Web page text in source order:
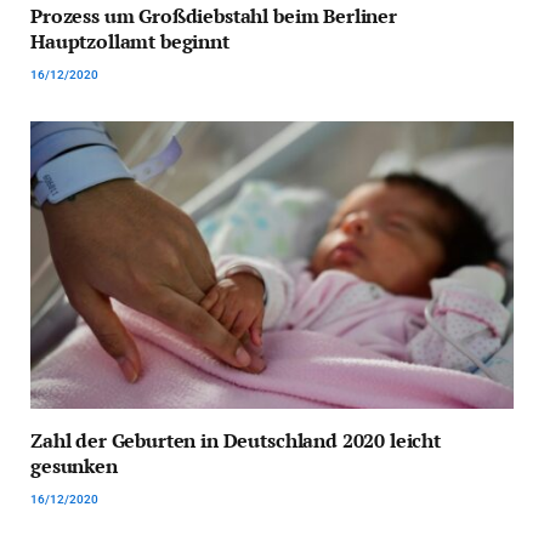
Prozess um Großdiebstahl beim Berliner
Hauptzollamt beginnt
16/12/2020
Zahl der Geburten in Deutschland 2020 leicht
gesunken
16/12/2020